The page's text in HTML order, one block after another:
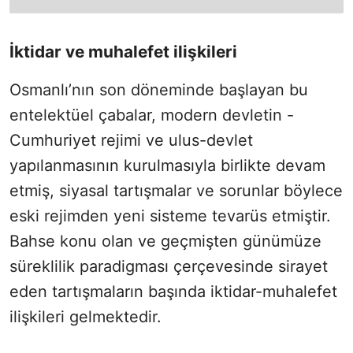
İktidar ve muhalefet ilişkileri
Osmanlı’nın son döneminde başlayan bu
entelektüel çabalar, modern devletin -
Cumhuriyet rejimi ve ulus-devlet
yapılanmasının kurulmasıyla birlikte devam
etmiş, siyasal tartışmalar ve sorunlar böylece
eski rejimden yeni sisteme tevarüs etmiştir.
Bahse konu olan ve geçmişten günümüze
süreklilik paradigması çerçevesinde sirayet
eden tartışmaların başında iktidar-muhalefet
ilişkileri gelmektedir.